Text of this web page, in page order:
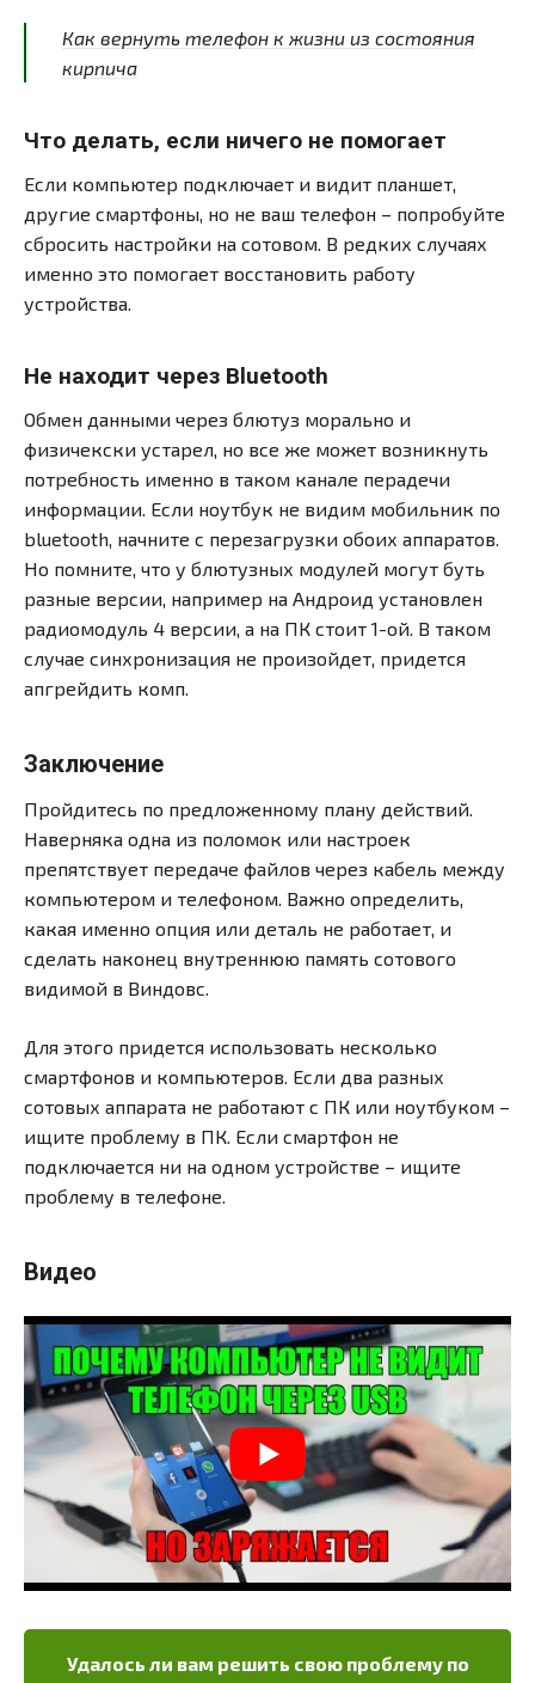
Как вернуть телефон к жизни из состояния
кирпича
Что делать, если ничего не помогает
Если компьютер подключает и видит планшет,
другие смартфоны, но не ваш телефон – попробуйте
сбросить настройки на сотовом. В редких случаях
именно это помогает восстановить работу
устройства.
Не находит через Bluetooth
Обмен данными через блютуз морально и
физичекски устарел, но все же может возникнуть
потребность именно в таком канале перадечи
информации. Если ноутбук не видим мобильник по
bluetooth, начните с перезагрузки обоих аппаратов.
Но помните, что у блютузных модулей могут буть
разные версии, например на Андроид установлен
радиомодуль 4 версии, а на ПК стоит 1-ой. В таком
случае синхронизация не произойдет, придется
апгрейдить комп.
Заключение
Пройдитесь по предложенному плану действий.
Наверняка одна из поломок или настроек
препятствует передаче файлов через кабель между
компьютером и телефоном. Важно определить,
какая именно опция или деталь не работает, и
сделать наконец внутреннюю память сотового
видимой в Виндовс.
Для этого придется использовать несколько
смартфонов и компьютеров. Если два разных
сотовых аппарата не работают с ПК или ноутбуком –
ищите проблему в ПК. Если смартфон не
подключается ни на одном устройстве – ищите
проблему в телефоне.
Видео
Удалось ли вам решить свою проблему по